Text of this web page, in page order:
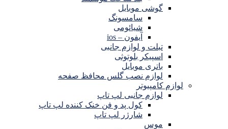
گوشی موبایل
سامسونگ
شیائومی
آیفون – ios
تبلت و لوازم جانبی
اسپیکر بلوتوثی
باتری موبایل
لوازم نصب گلس محافظ صفحه
لوازم کامپیوتر
لوازم جانبی لپ تاپ
کول پد و فن خنک کننده لپ تاپ
شارژر لپ تاپ
موس